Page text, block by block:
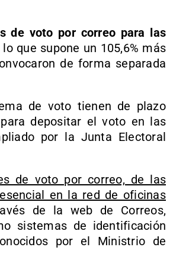
de voto por correo para las
lo que supone un 105,6% más
de forma separada
de voto tienen de plazo
depositar el voto en las
por la Junta Electoral
de voto por correo, de las
en la red de oficinas
de la web de Correos,
sistemas de identificación
por el Ministrio de